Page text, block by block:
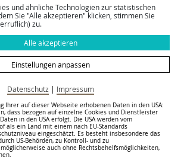
Kontakt
9201-19
und ähnliche Technologien zur statistischen
Sie "Alle akzeptieren" klicken, stimmen Sie
zu.
Alle akzeptieren
Einstellungen anpassen
Datenschutz | Impressum
Ihrer auf dieser Webseite erhobenen Daten in den USA:
dass bezogen auf einzelne Cookies und Dienstleister
in den USA erfolgt. Die USA werden vom
als ein Land mit einem nach EU-Standards
eingeschätzt. Es besteht insbesondere das
US-Behörden, zu Kontroll- und zu
auch ohne Rechtsbehelfsmöglichkeiten,